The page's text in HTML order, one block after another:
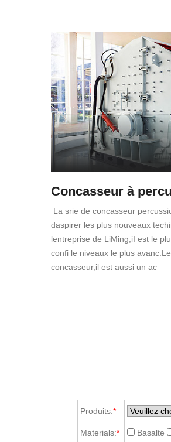
Concasseur à
La srie de concasseur
daspirer les plus nouveaux
lentreprise de LiMing,iI est le
confi le niveaux le plus
concasseur,il est aussi un ac
Produits:*
Materials:* Basalte